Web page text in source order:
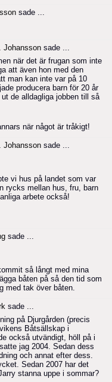
sade ...
Johansson sade ...
när det är frugan som inte
att även hon med den
man kan inte var på 10
producera barn för 20 år
de alldagliga jobben till så
när något är tråkigt!
Johansson sade ...
vi hus på landet som var
rycks mellan hus, fru, barn
arbete också!
sade ...
så långt med mina
båten på så den tid som
med tak över båten.
sade ...
på Djurgården (precis
Båtsällskap i
också utvändigt, höll på i
jag 2004. Sedan dess
och annat efter dess.
Sedan 2007 har det
stanna uppe i sommar?